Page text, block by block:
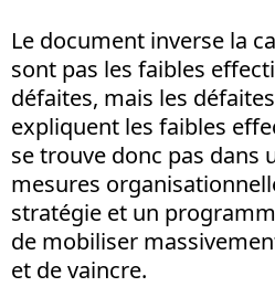
Le document inverse la
sont pas les faibles
défaites, mais les
expliquent les faibles
se trouve donc pas dans
mesures
stratégie et un
de mobiliser
et de vaincre.